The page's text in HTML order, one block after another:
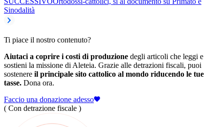
Sinodalità
Ti piace il nostro contenuto?
Aiutaci a coprire i costi di produzione degli articoli che leggi e
sostieni la missione di Aleteia. Grazie alle detrazioni fiscali, puoi
sostenere il principale sito cattolico al mondo riducendo le tue
tasse. Dona ora.
Faccio una donazione adesso
( Con detrazione fiscale )